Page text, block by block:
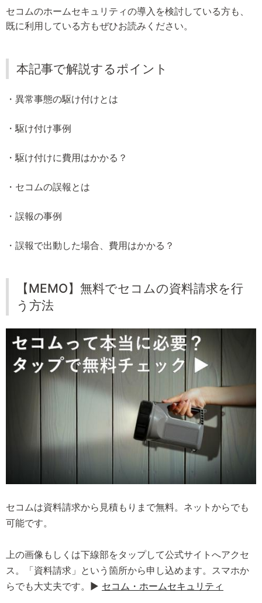
セコムのホームセキュリティの導入を検討している方も、
既に利用している方もぜひお読みください。
本記事で解説するポイント
・異常事態の駆け付けとは
・駆け付け事例
・駆け付けに費用はかかる？
・セコムの誤報とは
・誤報の事例
・誤報で出動した場合、費用はかかる？
【MEMO】無料でセコムの資料請求を行
う方法
セコムは資料請求から見積もりまで無料。ネットからでも
可能です。
上の画像もしくは下線部をタップして公式サイトへアクセ
ス。「資料請求」という箇所から申し込めます。スマホか
らでも大丈夫です。▶ セコム・ホームセキュリティ